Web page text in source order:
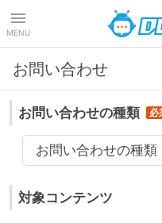
MENU
お問い合わせ
お問い合わせの種類
お問い合わせの種類
対象コンテンツ